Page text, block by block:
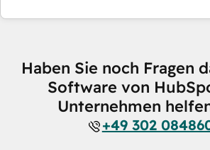
Haben Sie noch Fragen
Software von
Unternehmen
+49 302